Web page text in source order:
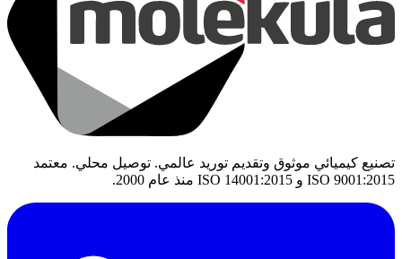
تصنيع كيميائي موثوق وتقديم توريد عالمي. توصيل محلي. معتمد
ISO 9001:2015 و ISO 14001:2015 منذ عام 2000.